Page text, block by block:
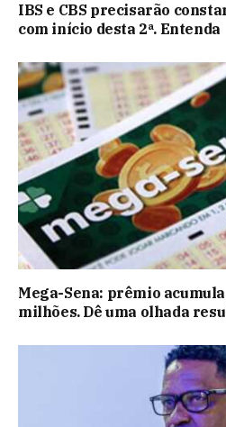
IBS e CBS precisarão
com início desta 2ª. Entenda
Mega-Sena: prêmio acumula
milhões. Dê uma olhada